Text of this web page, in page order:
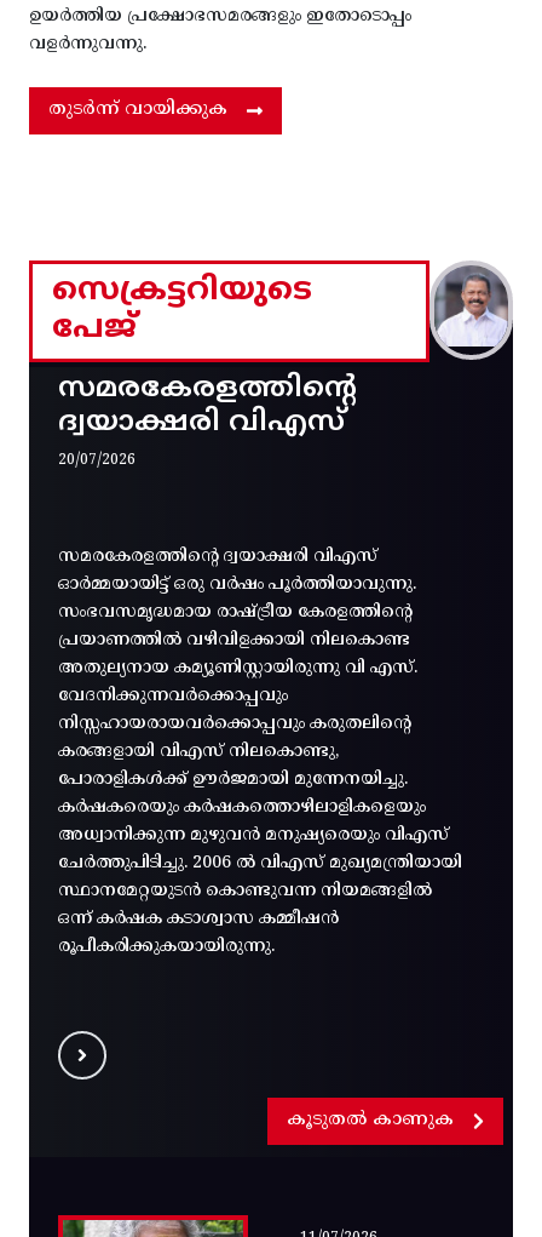
ഉയർത്തിയ പ്രക്ഷോഭസമരങ്ങളും ഇതോടൊപ്പം
വളർന്നുവന്നു.
തുടർന്ന് വായിക്കുക
സെക്രട്ടറിയുടെ
പേജ്
സമരകേരളത്തിൻ്റെ
ദ്വയാക്ഷരി വിഎസ്
20/07/2026
സമരകേരളത്തിൻ്റെ ദ്വയാക്ഷരി വിഎസ്
ഓർമ്മയായിട്ട് ഒരു വർഷം പൂർത്തിയാവുന്നു.
സംഭവസമൃദ്ധമായ രാഷ്ട്രീയ കേരളത്തിന്റെ
പ്രയാണത്തിൽ വഴിവിളക്കായി നിലകൊണ്ട
അതുല്യനായ കമ്യൂണിസ്റ്റായിരുന്നു വി എസ്.
വേദനിക്കുന്നവർക്കൊപ്പവും
നിസ്സഹായരായവർക്കൊപ്പവും കരുതലിന്റെ
കരങ്ങളായി വിഎസ് നിലകൊണ്ടു,
പോരാളികൾക്ക് ഊർജമായി മുന്നേനയിച്ചു.
കർഷകരെയും കർഷകത്തൊഴിലാളികളെയും
അധ്വാനിക്കുന്ന മുഴുവൻ മനുഷ്യരെയും വിഎസ്
ചേർത്തുപിടിച്ചു. 2006 ൽ വിഎസ് മുഖ്യമന്ത്രിയായി
സ്ഥാനമേറ്റയുടൻ കൊണ്ടുവന്ന നിയമങ്ങളിൽ
ഒന്ന് കർഷക കടാശ്വാസ കമ്മീഷൻ
രൂപീകരിക്കുകയായിരുന്നു.
കൂടുതൽ കാണുക